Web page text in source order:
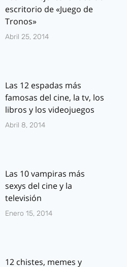
escritorio de «Juego de
Tronos»
Abril 25, 2014
Las 12 espadas más
famosas del cine, la tv, los
libros y los videojuegos
Abril 8, 2014
Las 10 vampiras más
sexys del cine y la
televisión
Enero 15, 2014
12 chistes, memes y